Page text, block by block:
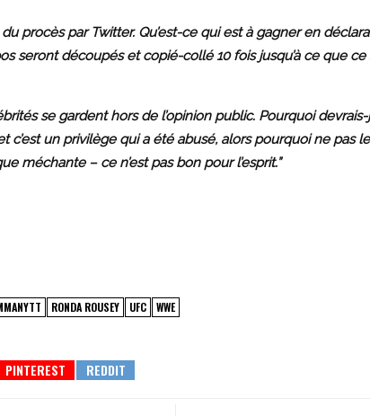
du procès par Twitter. Qu’est-ce qui est à gagner en
seront découpés et copié-collé 10 fois jusqu’à ce que
se gardent hors de l’opinion public. Pourquoi
c’est un privilège qui a été abusé, alors pourquoi ne pas
méchante – ce n’est pas bon pour l’esprit.”
RONDA ROUSEY UFC WWE